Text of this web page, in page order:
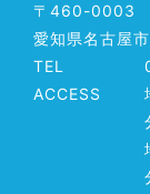
〒460-0003
愛知県名古屋
TEL
ACCESS